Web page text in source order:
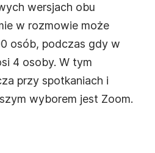
wersjach obu
w rozmowie może
osób, podczas gdy w
4 osoby. W tym
przy spotkaniach i
wyborem jest Zoom.